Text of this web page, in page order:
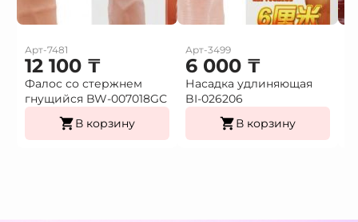
Арт-7481
12 100 ₸
Фалос со стержнем
гнущийся BW-007018GС
В корзину
Арт-3499
6 000 ₸
Насадка удлиняющая
BI-026206
В корзину